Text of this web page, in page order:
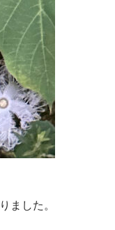
ました。